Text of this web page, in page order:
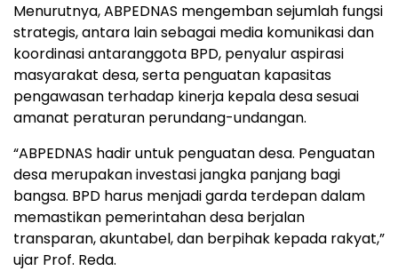
Menurutnya, ABPEDNAS mengemban sejumlah fungsi
strategis, antara lain sebagai media komunikasi dan
koordinasi antaranggota BPD, penyalur aspirasi
masyarakat desa, serta penguatan kapasitas
pengawasan terhadap kinerja kepala desa sesuai
amanat peraturan perundang-undangan.
“ABPEDNAS hadir untuk penguatan desa. Penguatan
desa merupakan investasi jangka panjang bagi
bangsa. BPD harus menjadi garda terdepan dalam
memastikan pemerintahan desa berjalan
transparan, akuntabel, dan berpihak kepada rakyat,”
ujar Prof. Reda.